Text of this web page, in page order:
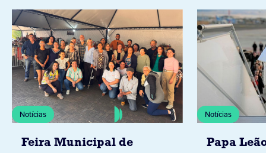
Notícias
Feira Municipal de
Notícias
Papa